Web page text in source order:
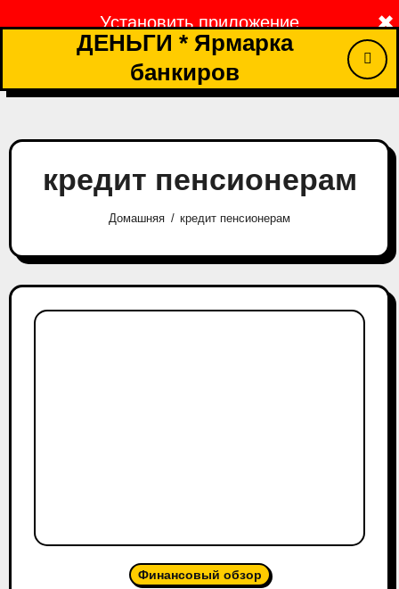
ДЕНЬГИ * Ярмарка
банкиров
кредит пенсионерам
Домашняя кредит пенсионерам
Финансовый обзор
Установить приложение ✖